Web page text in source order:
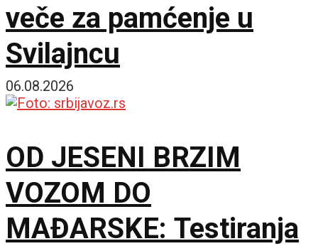
veče za pamćenje u
Svilajncu
06.08.2026
OD JESENI BRZIM
VOZOM DO
MAĐARSKE: Testiranja